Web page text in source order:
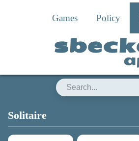
Games Policy
Solitaire